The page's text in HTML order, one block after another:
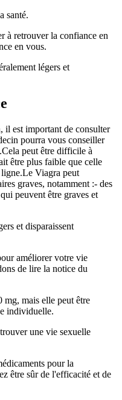
santé.
à retrouver la confiance en
en vous.
légers et
il est important de consulter
pourra vous conseiller
peut être difficile à
être plus faible que celle
ligne.Le Viagra peut
graves, notamment :- des
peuvent être graves et
et disparaissent
améliorer votre vie
de lire la notice du
mg, mais elle peut être
individuelle.
une vie sexuelle
pour la
être sûr de l'efficacité et de